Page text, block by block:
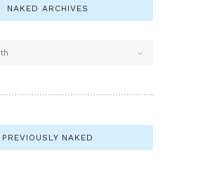
NAKED ARCHIVES
PREVIOUSLY NAKED